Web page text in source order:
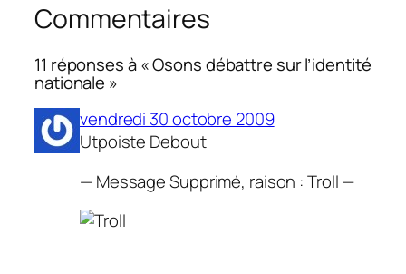
Commentaires
11 réponses à « Osons débattre sur l’identité
nationale »
vendredi 30 octobre 2009
Utpoiste Debout
— Message Supprimé, raison : Troll —